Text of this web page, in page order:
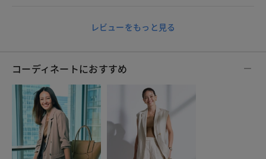
レビューをもっと見る
コーディネートにおすすめ